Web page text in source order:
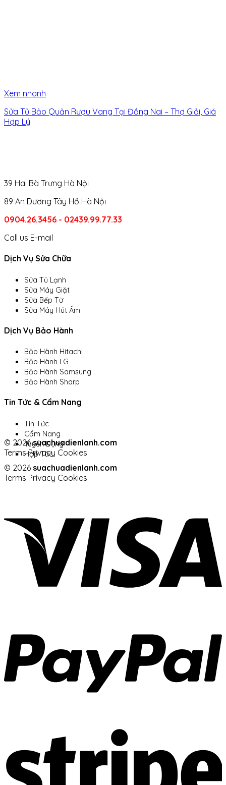
Xem nhanh
Sửa Tủ Bảo Quản Rượu Vang Tại Đồng Nai – Thợ Giỏi, Giá
Hợp Lý
39 Hai Bà Trưng Hà Nội
89 An Dương Tây Hồ Hà Nội
0904.26.3456 - 02439.99.77.33
Call us E-mail
Dịch Vụ Sửa Chữa
Sửa Tủ Lạnh
Sửa Máy Giặt
Sửa Bếp Từ
Sửa Máy Hút Ẩm
Dịch Vụ Bảo Hành
Bảo Hành Hitachi
Bảo Hành LG
Bảo Hành Samsung
Bảo Hành Sharp
Tin Tức & Cẩm Nang
Tin Tức
Cẩm Nang
Tuyển Dụng
Hợp Tác
© 2026suachuadienlanh.com
Terms Privacy Cookies
© 2026 suachuadienlanh.com
Terms Privacy Cookies